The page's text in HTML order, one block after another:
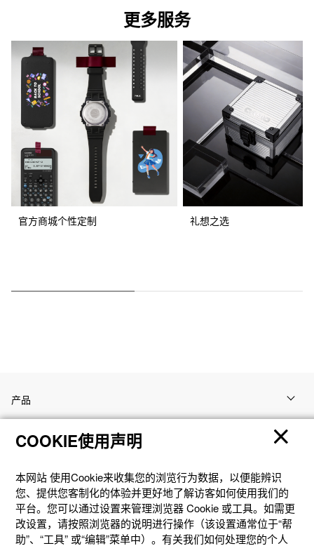
更多服务
官方商城个性定制 礼想之选
产品
客户支持
资讯
社交媒体
COOKIE使用声明
本网站 使⽤Cookie来收集您的浏览⾏为数据，以便能辨识
您、提供您客制化的体验并更好地了解访客如何使⽤我们的
平台。您可以通过设置来管理浏览器 Cookie 或⼯具。如需更
改设置，请按照浏览器的说明进⾏操作（该设置通常位于“帮
助”、“⼯具” 或“编辑”菜单中）。有关我们如何处理您的个⼈